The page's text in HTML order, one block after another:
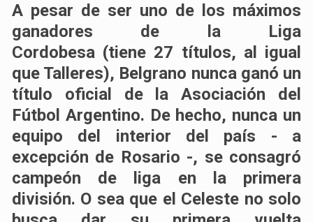
A pesar de ser uno de los máximos
ganadores de la Liga
Cordobesa (tiene 27 títulos, al igual
que Talleres), Belgrano nunca ganó un
título oficial de la Asociación del
Fútbol Argentino. De hecho, nunca un
equipo del interior del país
- a
excepción de Rosario -, se consagró
campeón de liga en la primera
división. O sea que el Celeste no solo